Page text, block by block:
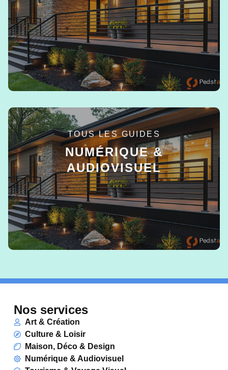
EN SAVOIR +
TOUS LES GUIDES
NUMÉRIQUE &
AUDIOVISUEL
EN SAVOIR +
Nos services
Art & Création
Culture & Loisir
Maison, Déco & Design
Numérique & Audiovisuel